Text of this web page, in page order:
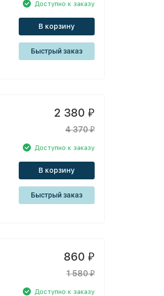
Доступно к заказу
В корзину
Быстрый заказ
2 380 ₽
4 370₽
Доступно к заказу
В корзину
Быстрый заказ
860 ₽
1 580₽
Доступно к заказу